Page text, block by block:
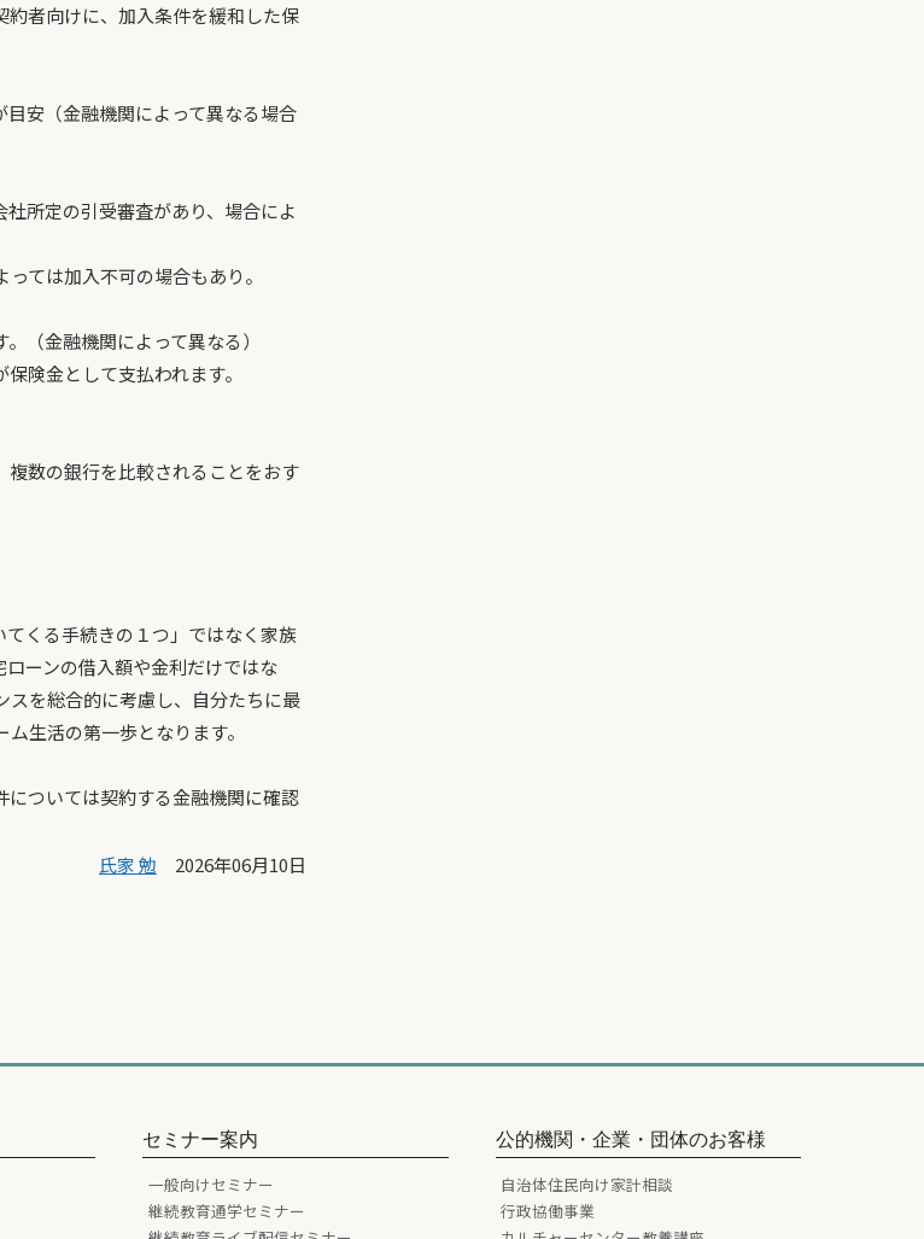
者向けに、加入条件を緩和した保
安（金融機関によって異なる場合
社所定の引受審査があり、場合によ
ては加入不可の場合もあり。
（金融機関によって異なる）
険金として支払われます。
複数の銀行を比較されることをおす
くる手続きの１つ」ではなく家族
ーンの借入額や金利だけではな
スを総合的に考慮し、自分たちに最
生活の第一歩となります。
ついては契約する金融機関に確認
氏家 勉 2026年06月10日
セミナー案内
一般向けセミナー
継続教育通学セミナー
公的機関・企業・団体のお客様
自治体住民向け家計相談
行政協働事業